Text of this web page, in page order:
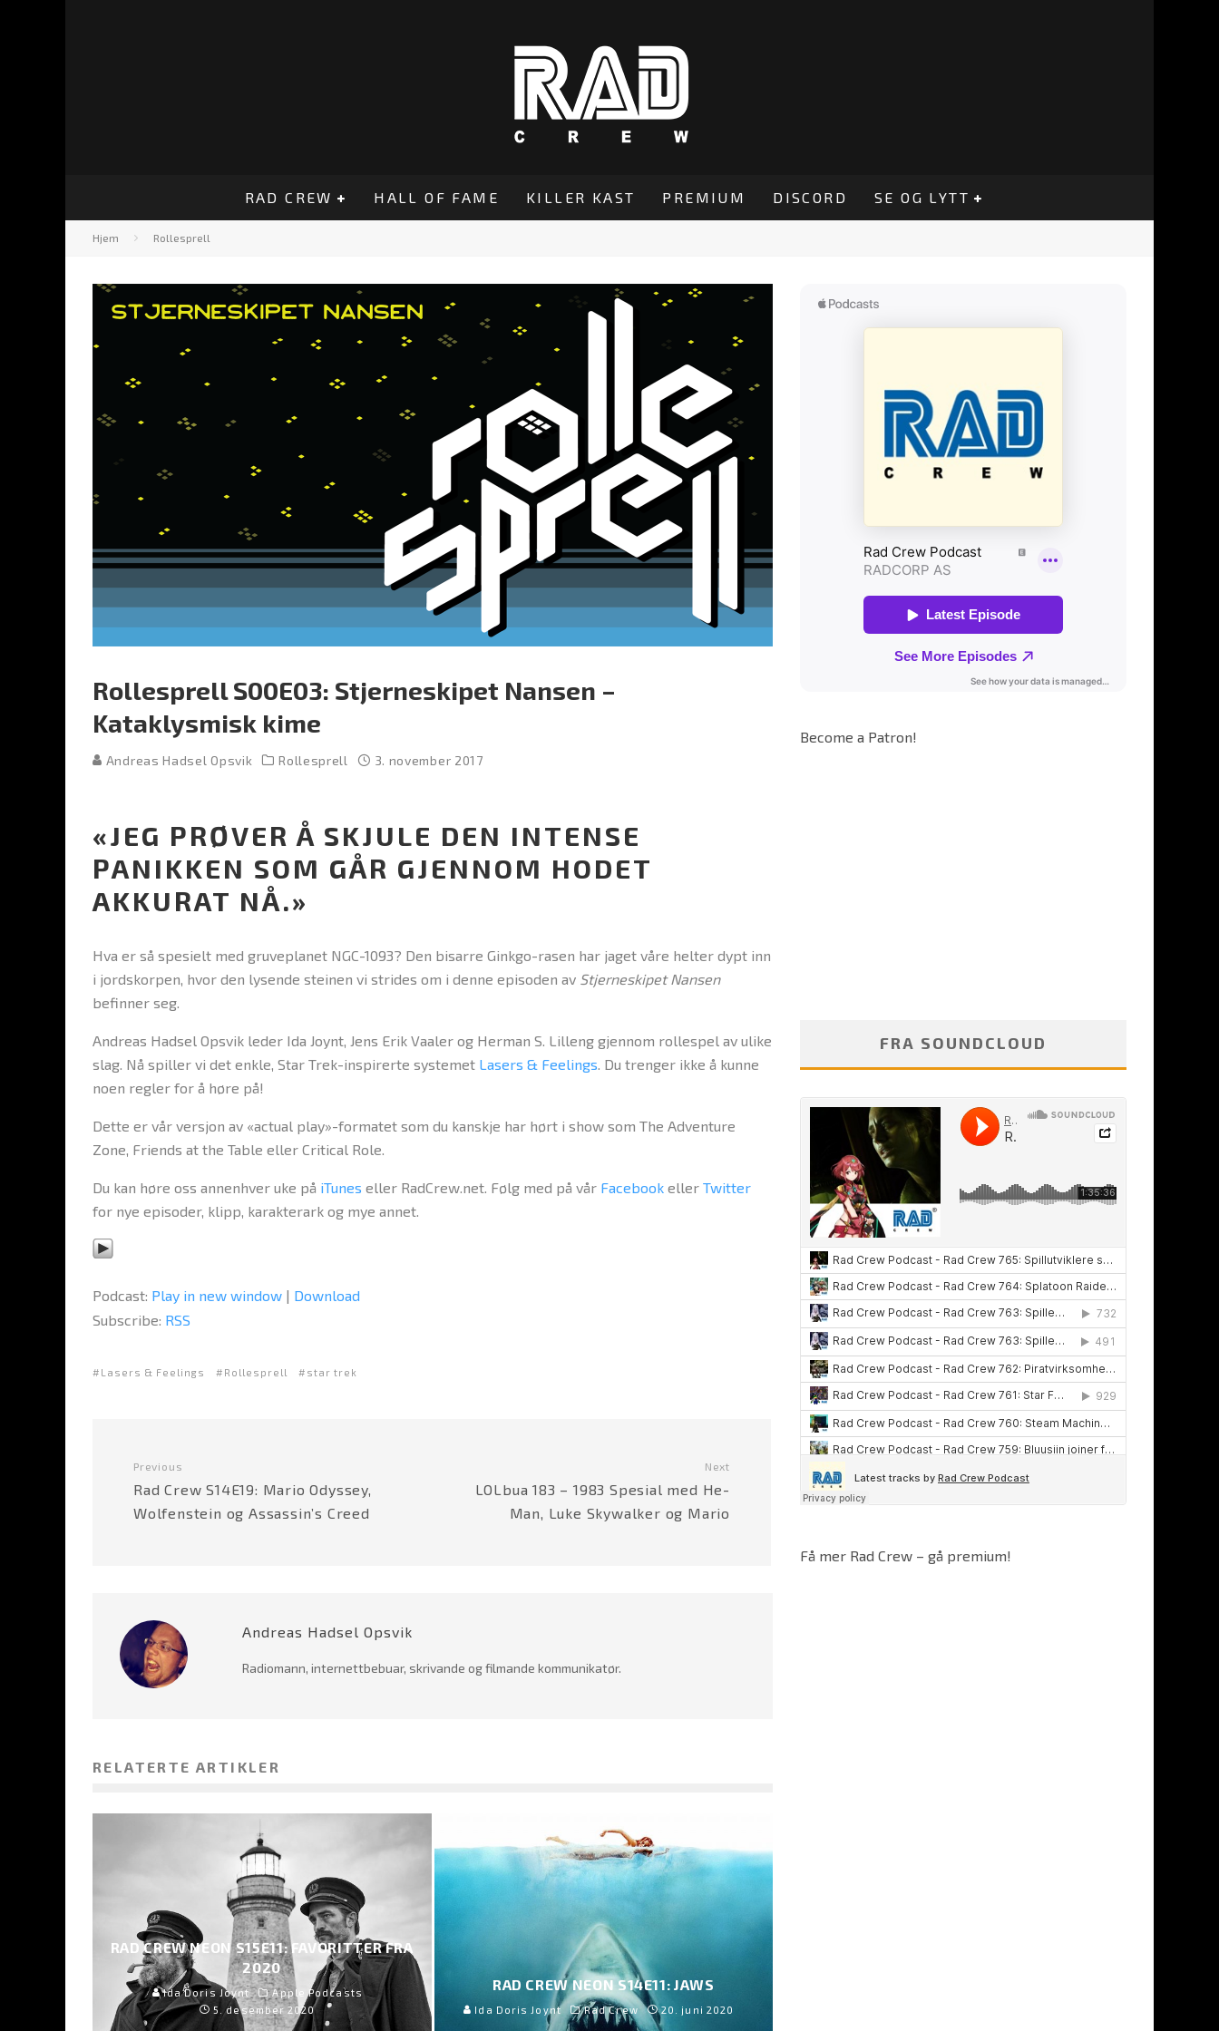
RAD CREW HALL OF FAME KILLER KAST PREMIUM DISCORD SE OG LYTT
Hjem Rollesprell
Rollesprell S00E03: Stjerneskipet Nansen –
Kataklysmisk kime
Andreas Hadsel Opsvik Rollesprell 3. november 2017
«JEG PRØVER Å SKJULE DEN INTENSE
PANIKKEN SOM GÅR GJENNOM HODET
AKKURAT NÅ.»
Hva er så spesielt med gruveplanet NGC-1093? Den bisarre Ginkgo-rasen har jaget våre helter dypt inn
i jordskorpen, hvor den lysende steinen vi strides om i denne episoden av Stjerneskipet Nansen
befinner seg.
Andreas Hadsel Opsvik leder Ida Joynt, Jens Erik Vaaler og Herman S. Lilleng gjennom rollespel av ulike
slag. Nå spiller vi det enkle, Star Trek-inspirerte systemet Lasers & Feelings. Du trenger ikke å kunne
noen regler for å høre på!
Dette er vår versjon av «actual play»-formatet som du kanskje har hørt i show som The Adventure
Zone, Friends at the Table eller Critical Role.
Du kan høre oss annenhver uke på iTunes eller RadCrew.net. Følg med på vår Facebook eller Twitter
for nye episoder, klipp, karakterark og mye annet.
Podcast: Play in new window | Download
Subscribe: RSS
Lasers & Feelings Rollesprell star trek
Previous
Rad Crew S14E19: Mario Odyssey,
Wolfenstein og Assassin’s Creed
Next
LOLbua 183 – 1983 Spesial med He-
Man, Luke Skywalker og Mario
Andreas Hadsel Opsvik
Radiomann, internettbebuar, skrivande og filmande kommunikatør.
RELATERTE ARTIKLER
RAD CREW NEON S15E11: FAVORITTER FRA
2020
Ida Doris Joynt
Apple Podcasts
5. desember 2020
RAD CREW NEON S14E11: JAWS
Ida Doris Joynt Rad Crew 20. juni 2020
Become a Patron!
FRA SOUNDCLOUD
Få mer Rad Crew – gå premium!